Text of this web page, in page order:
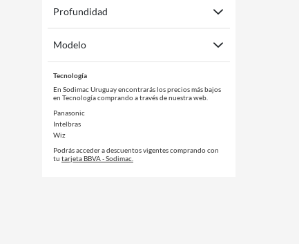
Profundidad
Modelo
Tecnología
En Sodimac Uruguay encontrarás los precios más bajos
en Tecnología comprando a través de nuestra web.
Panasonic
Intelbras
Wiz
Podrás acceder a descuentos vigentes comprando con
tu tarjeta BBVA - Sodimac.